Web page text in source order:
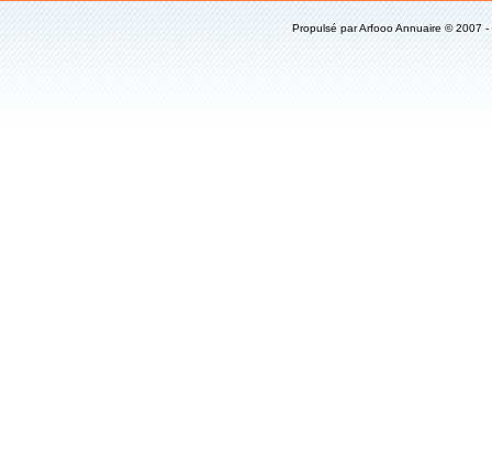
Propulsé parArfooo Annuaire © 2007